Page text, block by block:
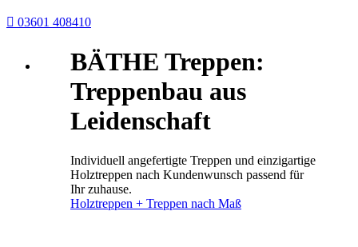
 03601 408410
BÄTHE Treppen:
Treppenbau aus
Leidenschaft
Individuell angefertigte Treppen und einzigartige
Holztreppen nach Kundenwunsch passend für
Ihr zuhause.
Holztreppen + Treppen nach Maß